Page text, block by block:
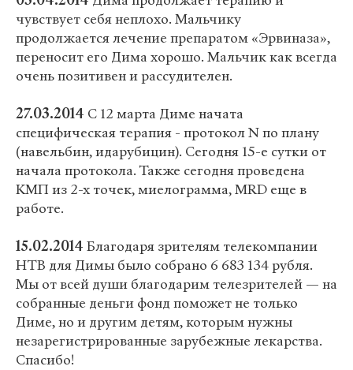
чувствует себя неплохо. Мальчику
продолжается лечение препаратом «Эрвиназа»,
переносит его Дима хорошо. Мальчик как всегда
очень позитивен и рассудителен.
27.03.2014 С 12 марта Диме начата
специфическая терапия - протокол N по плану
(навельбин, идарубицин). Сегодня 15-е сутки от
начала протокола. Также сегодня проведена
КМП из 2-х точек, миелограмма, MRD еще в
работе.
15.02.2014 Благодаря зрителям телекомпании
НТВ для Димы было собрано 6 683 134 рубля.
Мы от всей души благодарим телезрителей — на
собранные деньги фонд поможет не только
Диме, но и другим детям, которым нужны
незарегистрированные зарубежные лекарства.
Спасибо!